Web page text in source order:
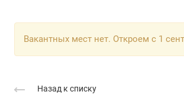
Вакантных мест нет. Откроем с 1
Назад к списку